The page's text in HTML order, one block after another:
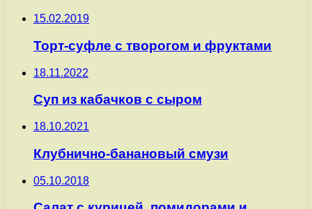
15.02.2019
Торт-суфле с творогом и фруктами
18.11.2022
Суп из кабачков с сыром
18.10.2021
Клубнично-банановый смузи
05.10.2018